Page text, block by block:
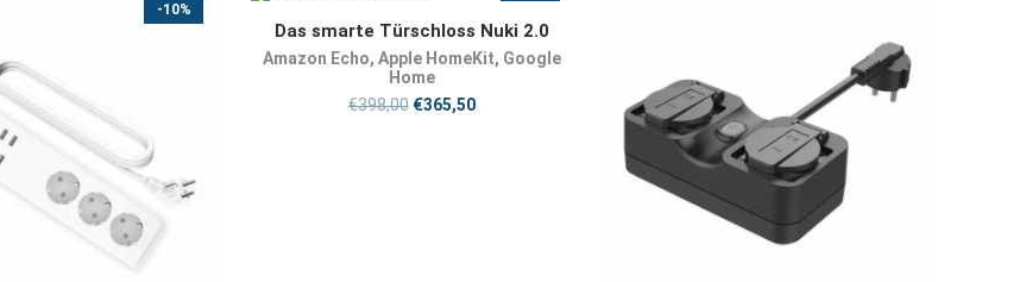
-10%
JETZT KAUFEN
Das smarte Türschloss Nuki 2.0
Amazon Echo, Apple HomeKit, Google
Home
€398,00 €365,50